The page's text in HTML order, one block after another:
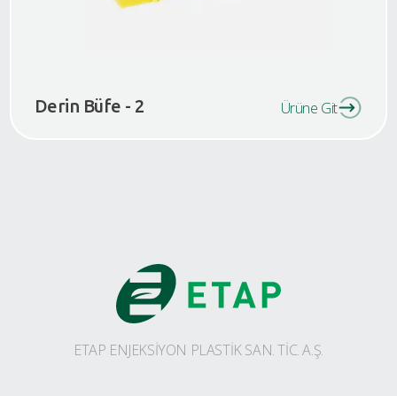
Derin Büfe - 2 Ürüne Git
ETAP ENJEKSİYON PLASTİK SAN. TİC. A.Ş.